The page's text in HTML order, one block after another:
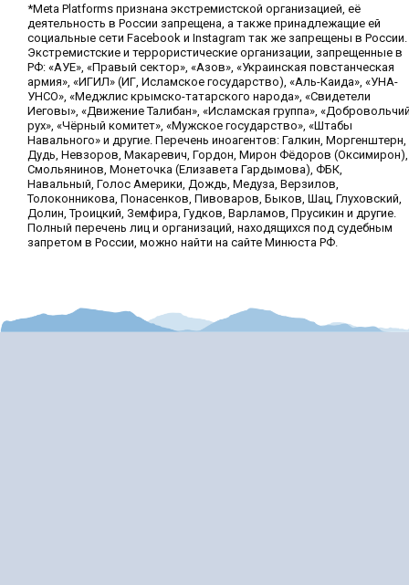
*Meta Platforms признана экстремистской организацией, её
деятельность в России запрещена, а также принадлежащие ей
социальные сети Facebook и Instagram так же запрещены в России.
Экстремистские и террористические организации, запрещенные в
РФ: «АУЕ», «Правый сектор», «Азов», «Украинская повстанческая
армия», «ИГИЛ» (ИГ, Исламское государство), «Аль-Каида», «УНА-
УНСО», «Меджлис крымско-татарского народа», «Свидетели
Иеговы», «Движение Талибан», «Исламская группа»,
рух», «Чёрный комитет», «Мужское государство», «Штабы
Навального» и другие. Перечень иноагентов: Галкин, Моргенштерн,
Дудь, Невзоров, Макаревич, Гордон, Мирон Фёдоров (Оксимирон),
Смольянинов, Монеточка (Елизавета Гардымова), ФБК,
Навальный, Голос Америки, Дождь, Медуза, Верзилов,
Толоконникова, Понасенков, Пивоваров, Быков, Шац, Глуховский,
Долин, Троицкий, Земфира, Гудков, Варламов, Прусикин и другие.
Полный перечень лиц и организаций, находящихся под судебным
запретом в России, можно найти на сайте Минюста РФ.